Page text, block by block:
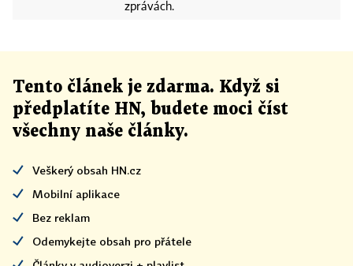
zprávách.
Tento článek je zdarma. Když si
předplatíte HN, budete moci číst
všechny naše články.
Veškerý obsah HN.cz
Mobilní aplikace
Bez reklam
Odemykejte obsah pro přátele